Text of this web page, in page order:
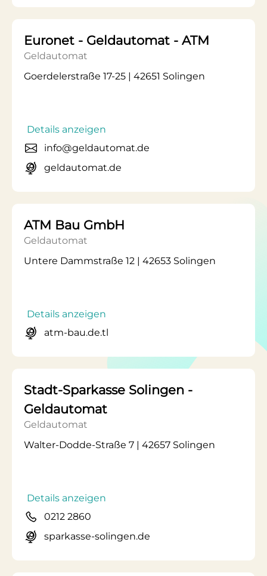
Euronet - Geldautomat - ATM
Geldautomat
Goerdelerstraße 17-25 | 42651 Solingen
Details anzeigen
info@geldautomat.de
geldautomat.de
ATM Bau GmbH
Geldautomat
Untere Dammstraße 12 | 42653 Solingen
Details anzeigen
atm-bau.de.tl
Stadt-Sparkasse Solingen -
Geldautomat
Geldautomat
Walter-Dodde-Straße 7 | 42657 Solingen
Details anzeigen
0212 2860
sparkasse-solingen.de